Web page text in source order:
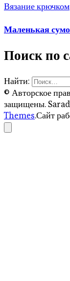
Вязание крючком
Маленькая
Поиск по
Найти:
© Авторское
защищены.
Themes.Сайт